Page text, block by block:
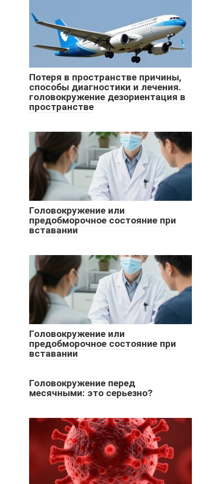
Потеря в пространстве причины,
способы диагностики и лечения.
головокружение дезориентация в
пространстве
Головокружение или
предобморочное состояние при
вставании
Головокружение или
предобморочное состояние при
вставании
Головокружение перед
месячными: это серьезно?